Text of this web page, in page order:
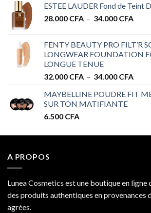
prix :
ESTEE LAUDER Fond de Teint
28.000 CFA – 34.000 CFAPlage
à
FENTY BEAUTY PRO FILT’R
LONGWEAR FOUNDATION
LONGUE TENUE
32.000 CFA – 34.000 CFAPlage
prix :
MAYBELLINE POUDRE FIT
SUR TON MATIFIANTE
6.500 CFA
A PROPOS
Lunea Cosmetics est une boutique en ligne
des produits authentiques en provenances
agrées.